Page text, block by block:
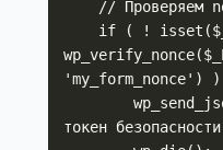
'my_form_nonce')
токен